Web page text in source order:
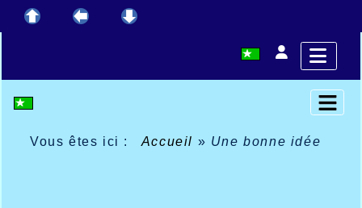
Vous êtes ici : Accueil » Une bonne idée